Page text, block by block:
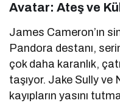
Avatar: Ateş ve
James Cameron’ın
Pandora destanı,
çok daha karanlık,
taşıyor. Jake Sully ve
kayıpların yasını